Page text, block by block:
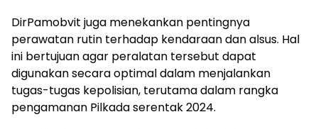
DirPamobvit juga menekankan pentingnya
perawatan rutin terhadap kendaraan dan alsus. Hal
ini bertujuan agar peralatan tersebut dapat
digunakan secara optimal dalam menjalankan
tugas-tugas kepolisian, terutama dalam rangka
pengamanan Pilkada serentak 2024.